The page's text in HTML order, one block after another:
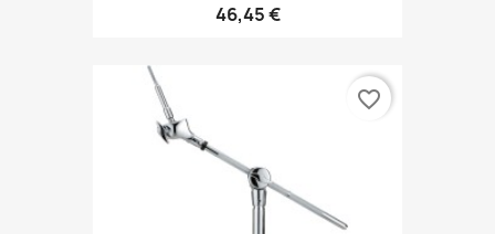
46,45 €
favorite_border